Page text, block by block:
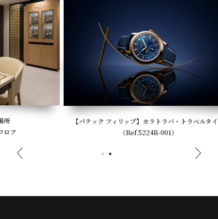
【パテック フィリップ】カラトラバ・トラベルタイム
（Ref.5224R-001）